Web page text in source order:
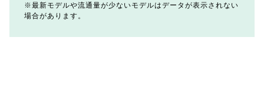
最新モデルや流通量が少ないモデルはデータが表示されない
場合があります。